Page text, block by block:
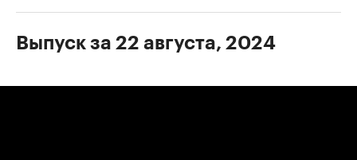
Выпуск за 22 августа, 2024